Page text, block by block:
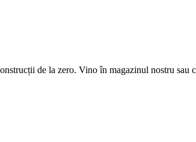
de la zero. Vino în magazinul nostru sau